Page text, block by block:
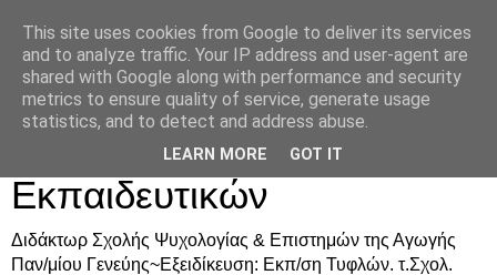
Δρ. Ράνια Χιουρέα-
Συμβουλευτική &
Υποστήριξη Γονέων &
Εκπαιδευτικών
Διδάκτωρ Σχολής Ψυχολογίας & Επιστημών της Αγωγής
Παν/μίου Γενεύης~Εξειδίκευση: Εκπ/ση Τυφλών. τ.Σχολ.
This site uses cookies from Google to deliver its services
and to analyze traffic. Your IP address and user-agent are
shared with Google along with performance and security
metrics to ensure quality of service, generate usage
statistics, and to detect and address abuse.
LEARN MORE GOT IT